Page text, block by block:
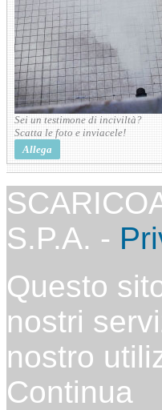
Sei un testimone di inciviltà?
Scatta le foto e inviacele!
Allega
S.P.A. -
Questo
nostri
nostro
Continua